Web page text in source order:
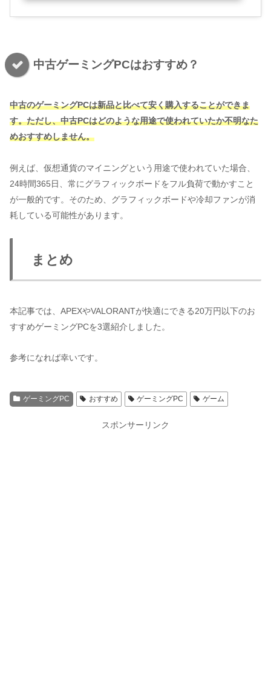
中古ゲーミングPCはおすすめ？
中古のゲーミングPCは新品と比べて安く購入することができま
す。ただし、中古PCはどのような用途で使われていたか不明なた
めおすすめしません。
例えば、仮想通貨のマイニングという用途で使われていた場合、
24時間365日、常にグラフィックボードをフル負荷で動かすこと
が一般的です。そのため、グラフィックボードや冷却ファンが消
耗している可能性があります。
まとめ
本記事では、APEXやVALORANTが快適にできる20万円以下のお
すすめゲーミングPCを3選紹介しました。
参考になれば幸いです。
ゲーミングPC おすすめ ゲーミングPC ゲーム
スポンサーリンク